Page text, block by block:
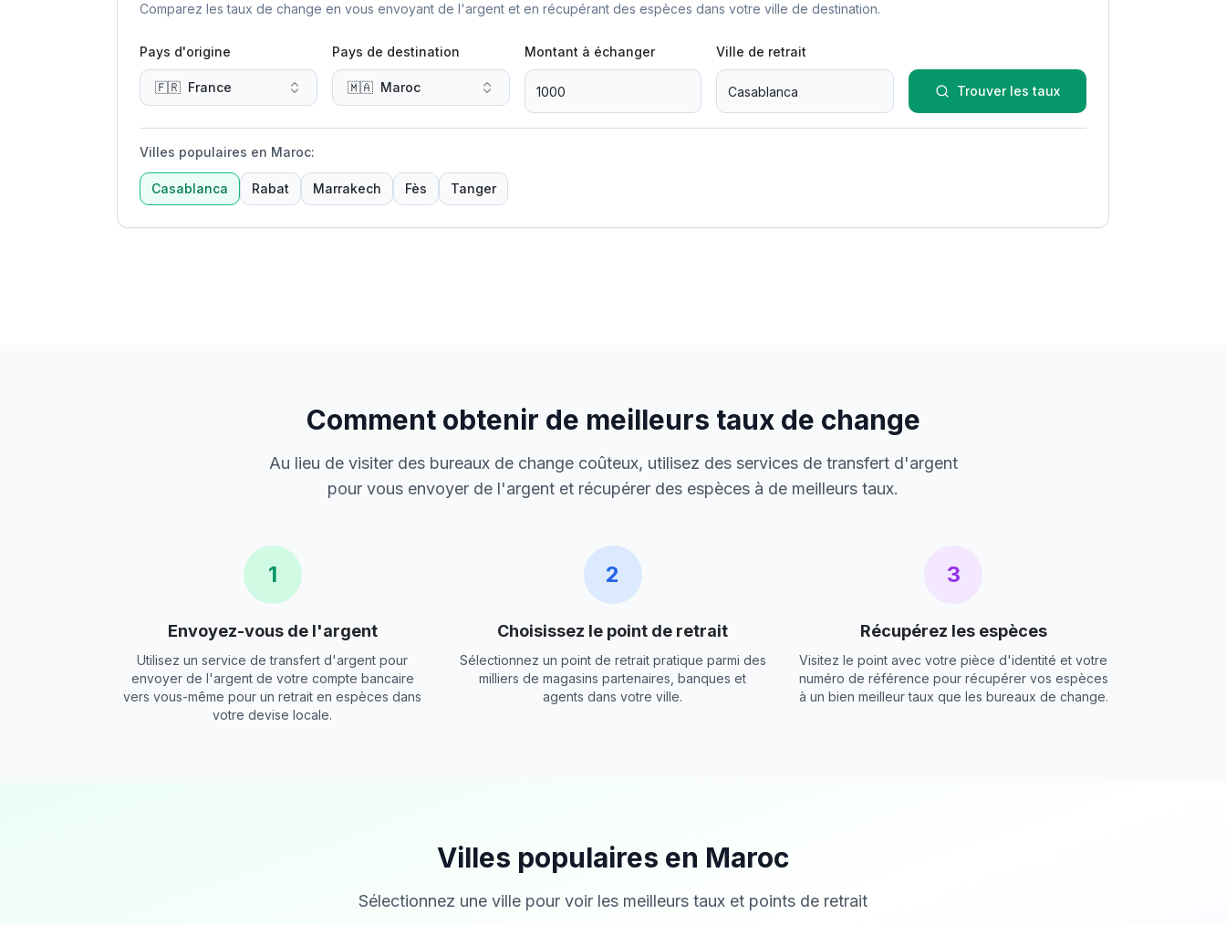
Comparez les taux de change en vous envoyant de l'argent et en récupérant des espèces dans votre ville de destination.
Pays d'origine
🇫🇷 France
Pays de destination
🇲🇦 Maroc
Montant à échanger Ville de retrait
Trouver les taux
Villes populaires en Maroc:
Casablanca Rabat Marrakech Fès Tanger
Comment obtenir de meilleurs taux de change
Au lieu de visiter des bureaux de change coûteux, utilisez des services de transfert d'argent
pour vous envoyer de l'argent et récupérer des espèces à de meilleurs taux.
1
Envoyez-vous de l'argent
Utilisez un service de transfert d'argent pour
envoyer de l'argent de votre compte bancaire
vers vous-même pour un retrait en espèces dans
votre devise locale.
2
Choisissez le point de retrait
Sélectionnez un point de retrait pratique parmi des
milliers de magasins partenaires, banques et
agents dans votre ville.
3
Récupérez les espèces
Visitez le point avec votre pièce d'identité et votre
numéro de référence pour récupérer vos espèces
à un bien meilleur taux que les bureaux de change.
Villes populaires en Maroc
Sélectionnez une ville pour voir les meilleurs taux et points de retrait